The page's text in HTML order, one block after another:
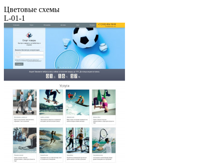
Цветовые схемы
L-01-1